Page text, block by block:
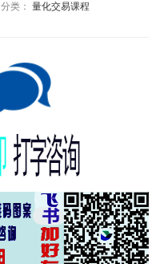
分类： 量化交易课程